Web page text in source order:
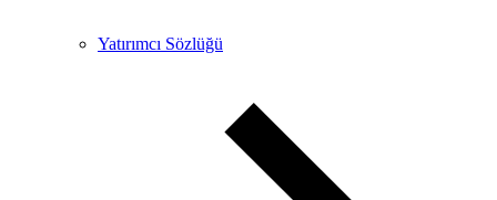
Yatırımcı Sözlüğü